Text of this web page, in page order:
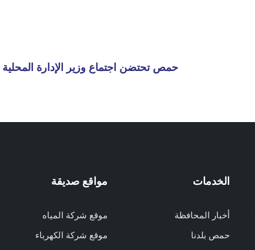
حمص تحتضن اجتماع وزير الإدارة المحلية
الخدمات
أخبار المحافظة
حمص بلدنا
مواقع صديقة
موقع شركة المياه
موقع شركة الكهرباء